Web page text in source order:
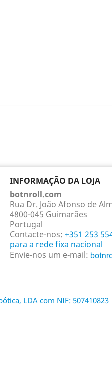
INFORMAÇÃO DA LOJA
botnroll.com
Rua Dr. João Afonso de
4800-045 Guimarães
Portugal
Contacte-nos: +351 253
para a rede fixa nacional
Envie-nos um e-mail:
LDA com NIF: 507410823